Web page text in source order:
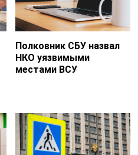
Полковник СБУ назвал
НКО уязвимыми
местами ВСУ